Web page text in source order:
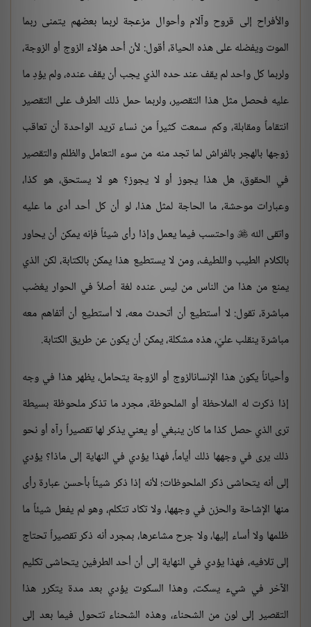
والأفراح إلى قروح وآلام وأحوال مزعجة لربما بعضهم يتمنى ربما
الموت ويفضله على هذه الحياة، أقول: لأن أحد هؤلاء الزوج أو الزوجة،
ولربما كل واحد لم يقف عند حده الذي يجب أن يقف عنده، ولم يؤدِ ما
عليه فحصل مثل هذا التقصير، ولربما حمل ذلك الطرف على التقصير
انتقاماً ومقابلة، وكم سمعت كثيراً من نساء تريد الواحدة أن تعاقب
زوجها بالهجر بالفراش لما تجد منه من سوء التعامل والظلم والتقصير
في الحقوق، هل هذا يجوز أو لا يجوز؟ هو لا يستحق، هو كذا،
وعبارات موحشة، ما الحاجة لمثل هذا، لو أن كل أحد أدى ما عليه
واتقى الله واحتسب فيما يعمل وإذا رأى شيئاً فإنه يمكن أن يحاور
بالكلام الطيب واللطيف، ومن لا يستطيع هذا يمكن بالكتابة، لكن الذي
يمنع من هذا من الناس من ليس عنده لغة أصلاً في الحوار يغضب
مباشرة، تقول: لا أستطيع أن أتحدث معه، لا أستطيع أن أتفاهم معه
مباشرة ينقلب عليّ، هذه مشكلة، يمكن أن يكون عن طريق الكتابة.
وأحياناً يكون هذا الإنسانالزوج أو الزوجة يتحامل، يظهر هذا في وجه
إذا ذكرت له الملاحظة أو الملحوظة، مجرد ما تذكر ملحوظة بسيطة
ترى الذي حصل كذا ما كان ينبغي أو يعني يذكر لها تقصيراً رآه أو نحو
ذلك يرى في وجهها ذلك أياماً، فهذا يؤدي في النهاية إلى ماذا؟ يؤدي
إلى أنه يتحاشى ذكر الملحوظات؛ لأنه إذا ذكر شيئاً بأحسن عبارة رأى
منها الإشاحة والحزن في وجهها، ولا تكاد تتكلم، وهو لم يفعل شيئاً ما
ظلمها ولا أساء إليها، ولا جرح مشاعرها، بمجرد أنه ذكر تقصيراً تحتاج
إلى تلافيه، فهذا يؤدي في النهاية إلى أن أحد الطرفين يتحاشى تكليم
الآخر في شيء يسكت، وهذا السكوت يؤدي بعد مدة يتكرر هذا
التقصير إلى لون من الشحناء، وهذه الشحناء تتحول فيما بعد إلى